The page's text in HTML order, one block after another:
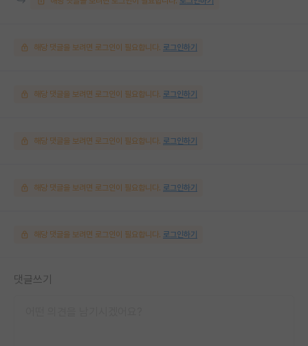
해당 댓글을 보려면 로그인이 필요합니다. 로그인하기
해당 댓글을 보려면 로그인이 필요합니다. 로그인하기
해당 댓글을 보려면 로그인이 필요합니다. 로그인하기
해당 댓글을 보려면 로그인이 필요합니다. 로그인하기
해당 댓글을 보려면 로그인이 필요합니다. 로그인하기
댓글쓰기